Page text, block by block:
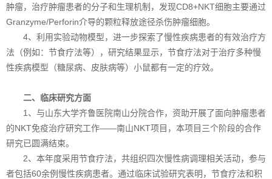
肿瘤，治疗肿瘤患者的分子和生理机制，发现CD8+NKT细胞主要通过
Granzyme/Perforin介导的颗粒释放途径杀伤肿瘤细胞。
4、利用实验动物模型，进一步探索了慢性疾病患者的有效治疗方
法（例如：节食疗法等），研究结果显示，节食疗法对于治疗多种慢
性疾病模型（糖尿病、皮肤病等）小鼠都有一定的疗效。
二、临床研究方面
1、与山东大学齐鲁医院南山分院合作，资助开展了面向肿瘤患者
的NKT免疫治疗研究工作——南山NKT项目，本项目三个阶段的合作
研究已圆满结束。
2、本年度采用节食疗法，共组织四次慢性病调理相关活动，参与
者包括60余例慢性疾病患者。通过临床试验研究表明，节食疗法和积